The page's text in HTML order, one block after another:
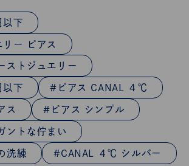
以下
リー ピアス
ストジュエリー
以下 ピアス CANAL ４℃
ス ピアス シンプル
ントな佇まい
洗練 CANAL ４℃ シルバー